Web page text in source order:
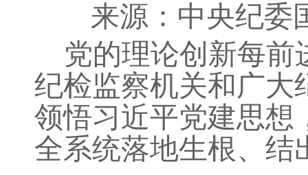
来源：中央纪委
党的理论创新每前
纪检监察机关和广大
领悟习近平党建思想
全系统落地生根、结